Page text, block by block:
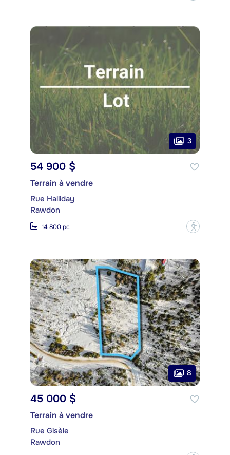
3
54 900 $
Terrain à vendre
Rue Halliday
Rawdon
14 800 pc ?
8
45 000 $
Terrain à vendre
Rue Gisèle
Rawdon